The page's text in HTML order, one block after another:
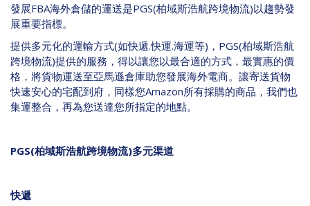
發展FBA海外倉儲的運送是PGS(柏域斯浩航跨境物流)以趨勢發
展重要指標。
提供多元化的運輸方式(如快遞.快運.海運等) ， PGS(柏域斯浩航
跨境物流)提供的服務，得以讓您以最合適的方式，最實惠的價
格，將貨物運送至亞馬遜倉庫助您發展海外電商。讓寄送貨物
快速安心的宅配到府，同樣您Amazon所有採購的商品，我們也
集運整合，再為您送達您所指定的地點。
PGS(柏域斯浩航跨境物流)多元渠道
快遞